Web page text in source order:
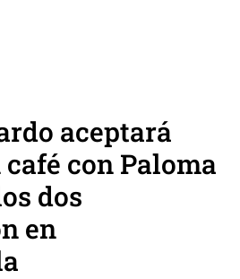
aceptará
con Paloma
dos
en